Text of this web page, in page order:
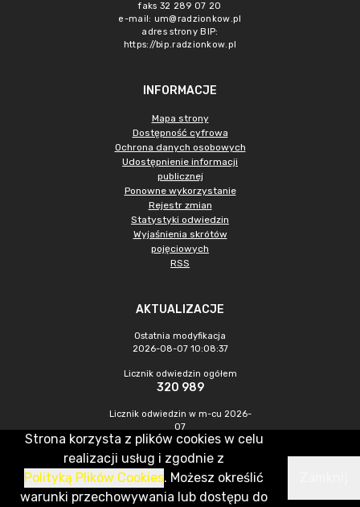
faks 32 289 07 20
e-mail: um@radzionkow.pl
adres strony BIP:
https://bip.radzionkow.pl
INFORMACJE
Mapa strony
Dostępność cyfrowa
Ochrona danych osobowych
Udostępnienie informacji
publicznej
Ponowne wykorzystanie
Rejestr zmian
Statystyki odwiedzin
Wyjaśnienia skrótów
pojęciowych
RSS
AKTUALIZACJE
Ostatnia modyfikacja
2026-08-07 10:08:37
Licznik odwiedzin ogółem
320 989
Licznik odwiedzin w m-cu 2026-
07
1 048
CMS & Hosting: Nefeni Sp. z o.o.
Strona korzysta z plików cookies w celu
realizacji usług i zgodnie z
Polityką Plików Cookies. Możesz określić
warunki przechowywania lub dostępu do